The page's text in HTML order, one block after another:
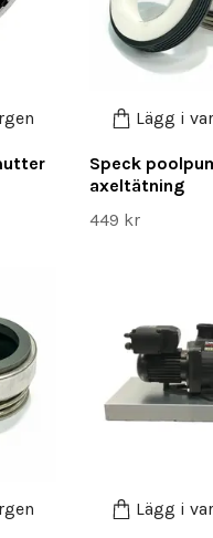
Lägg i
Speck
axeltätning
449 kr
Lägg i